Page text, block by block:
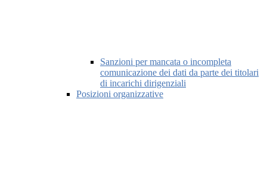
Sanzioni per mancata o incompleta
comunicazione dei dati da parte dei titolari
di incarichi dirigenziali
Posizioni organizzative